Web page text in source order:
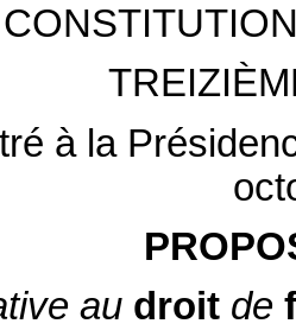
à la
au droit de